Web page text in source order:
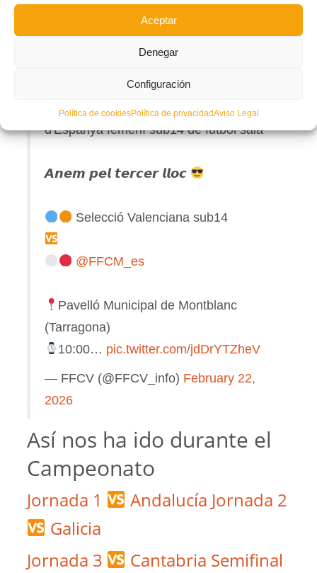
Aceptar
Denegar
Configuración
Política de cookiesPolítica de privacidadAviso Legal
Así lo vivimos en X
3º-4º Lloc Fase Única Campionat
d'Espanya femení sub14 de futbol sala
𝘼𝙣𝙚𝙢 𝙥𝙚𝙡 𝙩𝙚𝙧𝙘𝙚𝙧 𝙡𝙡𝙤𝙘
Selecció Valenciana sub14
@FFCM_es
Pavelló Municipal de Montblanc
(Tarragona)
10:00… pic.twitter.com/jdDrYTZheV
— FFCV (@FFCV_info) February 22,
2026
Así nos ha ido durante el
Campeonato
Jornada 1 Andalucía Jornada 2
Galicia
Jornada 3
Cantabria Semifinal